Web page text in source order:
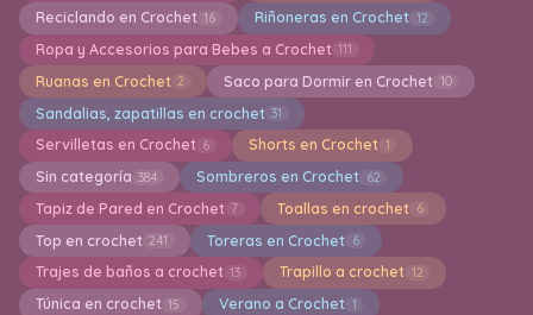
Reciclando en Crochet 16 Riñoneras en Crochet 12
Ropa y Accesorios para Bebes a Crochet 111
Ruanas en Crochet 2 Saco para Dormir en Crochet 10
Sandalias, zapatillas en crochet 31
Servilletas en Crochet 6 Shorts en Crochet 1
Sin categoría 384 Sombreros en Crochet 62
Tapiz de Pared en Crochet 7 Toallas en crochet 6
Top en crochet 241 Toreras en Crochet 6
Trajes de baños a crochet 13 Trapillo a crochet 12
Túnica en crochet 15 Verano a Crochet 1